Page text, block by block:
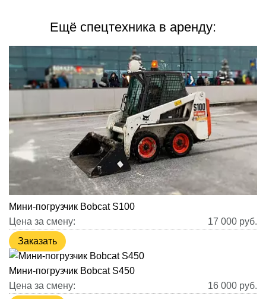
Ещё спецтехника в аренду:
Мини-погрузчик Bobcat S100
Цена за смену:
17 000 руб.
Заказать
Мини-погрузчик Bobcat S450
Цена за смену:
16 000 руб.